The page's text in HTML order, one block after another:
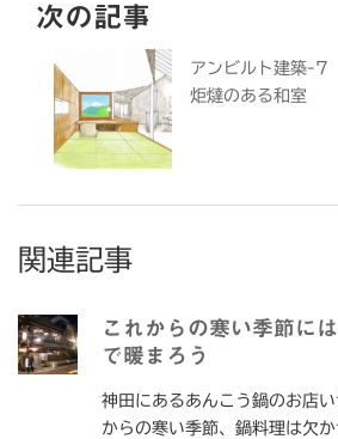
次の記事
アンビルト建築-7
炬燵のある和室
関連記事
これからの寒い季節に
で暖まろう
神田にあるあんこう鍋のお店
からの寒い季節、鍋料理は欠